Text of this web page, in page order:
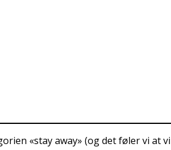
«stay away» (og det føler vi at